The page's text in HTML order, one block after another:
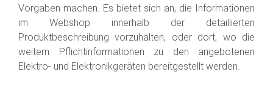
Vorgaben machen. Es bietet sich an, die Informationen
im Webshop innerhalb der detaillierten
Produktbeschreibung vorzuhalten, oder dort, wo die
weitern Pflichtinformationen zu den angebotenen
Elektro- und Elektronikgeräten bereitgestellt werden.